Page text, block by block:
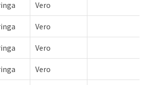
Vero
Vero
Vero
Vero